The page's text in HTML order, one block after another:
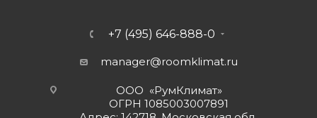
+7 (495) 646-888-0
manager@roomklimat.ru
ООО «РумКлимат»
ОГРН 1085003007891